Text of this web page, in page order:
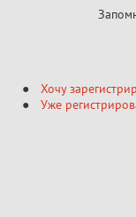
Хочу
Уже